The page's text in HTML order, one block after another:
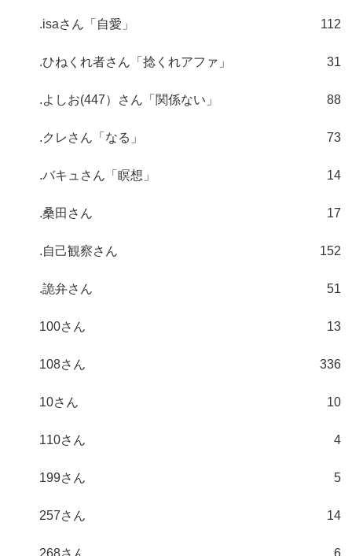
.isaさん「自愛」 112
.ひねくれ者さん「捻くれアファ」 31
.よしお(447）さん「関係ない」 88
.クレさん「なる」 73
.バキュさん「瞑想」 14
.桑田さん 17
.自己観察さん 152
.詭弁さん 51
100さん 13
108さん 336
10さん 10
110さん 4
199さん 5
257さん 14
268さん 6